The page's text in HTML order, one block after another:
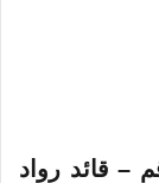
– قائد رواد